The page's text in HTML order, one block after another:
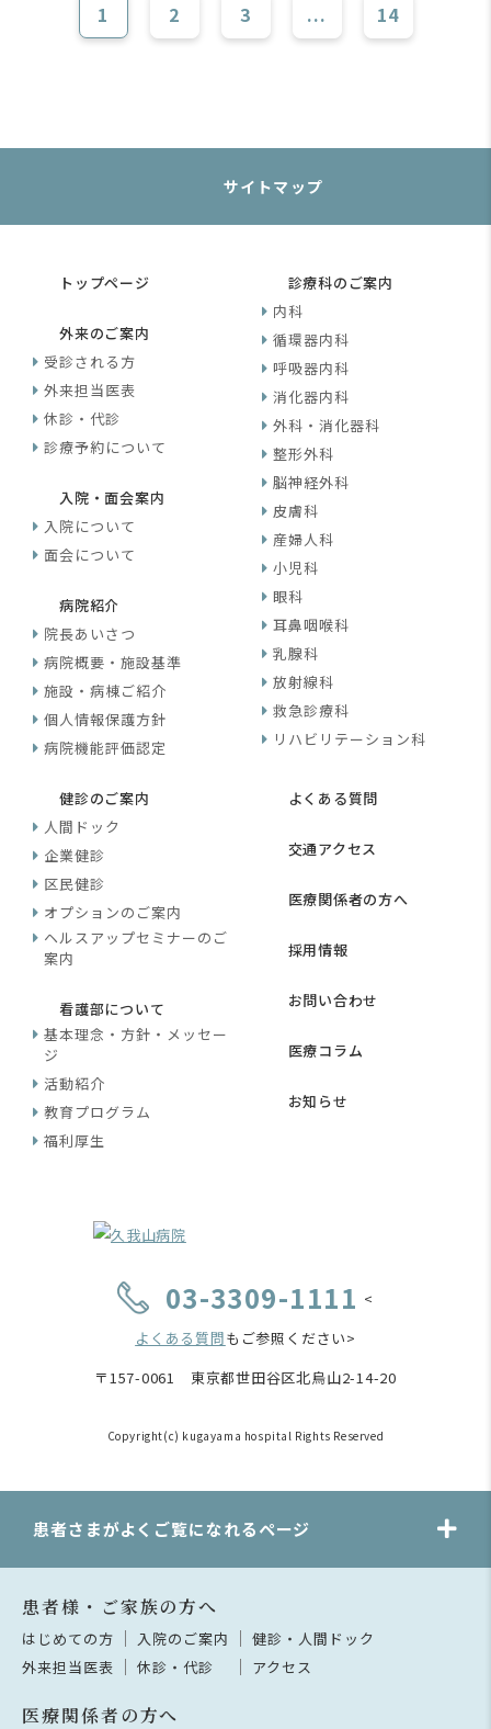
1 2 3 ... 14
サイトマップ
トップページ
外来のご案内
受診される方
外来担当医表
休診・代診
診療予約について
入院・面会案内
入院について
面会について
病院紹介
院長あいさつ
病院概要・施設基準
施設・病棟ご紹介
個人情報保護方針
病院機能評価認定
診療科のご案内
内科
循環器内科
呼吸器内科
消化器内科
外科・消化器科
整形外科
脳神経外科
皮膚科
産婦人科
小児科
眼科
耳鼻咽喉科
乳腺科
放射線科
救急診療科
リハビリテーション科
健診のご案内
人間ドック
企業健診
区民健診
オプションのご案内
ヘルスアップセミナーのご
案内
看護部について
基本理念・方針・メッセー
ジ
活動紹介
教育プログラム
福利厚生
よくある質問
交通アクセス
医療関係者の方へ
採用情報
お問い合わせ
医療コラム
お知らせ
03-3309-1111 <
よくある質問もご参照ください>
〒157-0061 東京都世田谷区北烏山2-14-20
Copyright(c) kugayama hospital Rights Reserved
患者さまがよくご覧になれるページ
患者様・ご家族の方へ
はじめての方 入院のご案内
健診・人間ドック
外来担当医表
休診・代診 アクセス
医療関係者の方へ